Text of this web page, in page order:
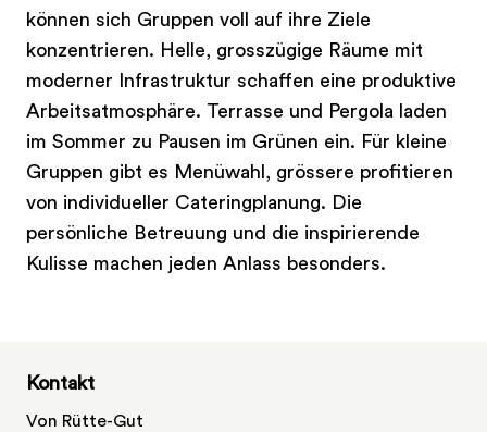
können sich Gruppen voll auf ihre Ziele
konzentrieren. Helle, grosszügige Räume mit
moderner Infrastruktur schaffen eine produktive
Arbeitsatmosphäre. Terrasse und Pergola laden
im Sommer zu Pausen im Grünen ein. Für kleine
Gruppen gibt es Menüwahl, grössere profitieren
von individueller Cateringplanung. Die
persönliche Betreuung und die inspirierende
Kulisse machen jeden Anlass besonders.
Kontakt
Von Rütte-Gut